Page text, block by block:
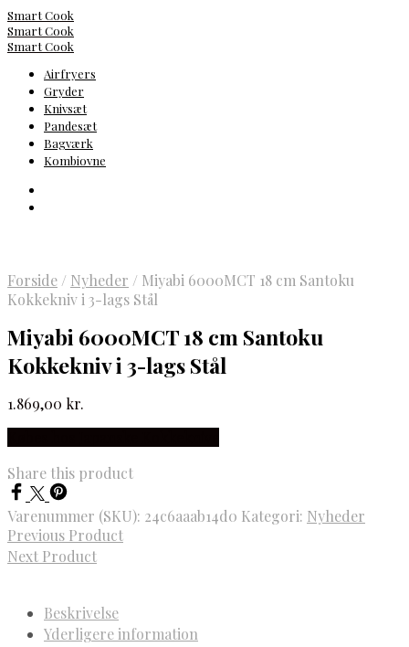
Smart Cook
Smart Cook
Smart Cook
Airfryers
Gryder
Knivsæt
Pandesæt
Bagværk
Kombiovne
Forside / Nyheder / Miyabi 6000MCT 18 cm Santoku
Kokkekniv i 3-lags Stål
Miyabi 6000MCT 18 cm Santoku
Kokkekniv i 3-lags Stål
1.869,00 kr.
Share this product
Varenummer (SKU): 24c6aaab14d0 Kategori: Nyheder
Previous Product
Next Product
Beskrivelse
Yderligere information